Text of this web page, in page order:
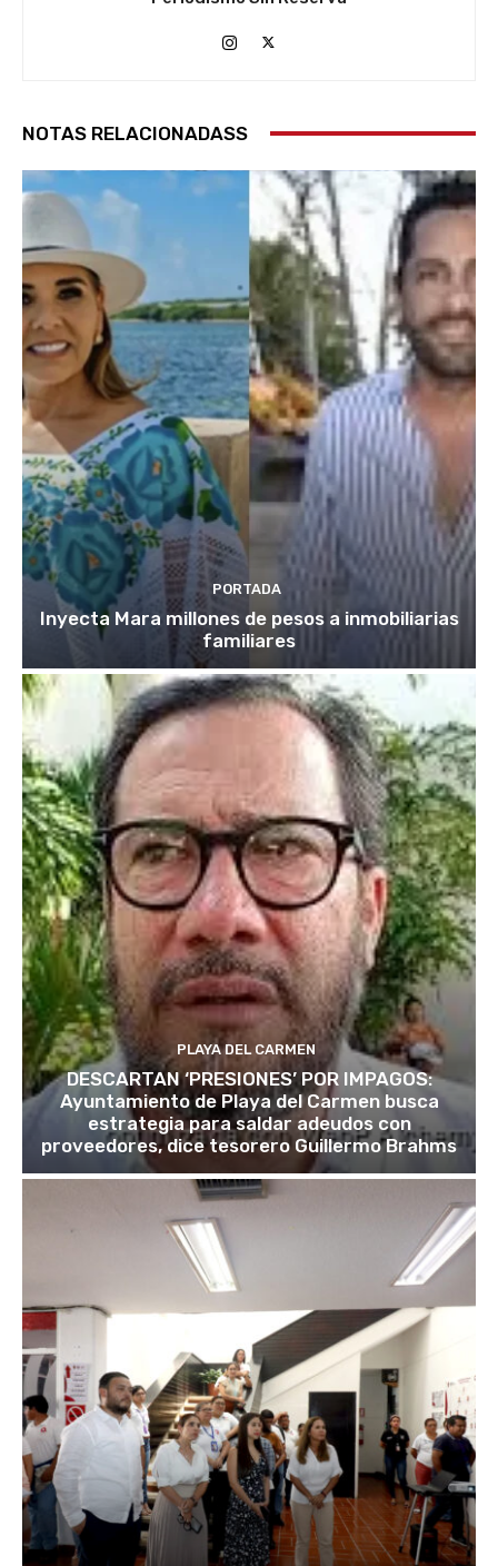
NOTAS RELACIONADASS
PORTADA
Inyecta Mara millones de pesos a inmobiliarias
familiares
PLAYA DEL CARMEN
DESCARTAN ‘PRESIONES’ POR IMPAGOS:
Ayuntamiento de Playa del Carmen busca
estrategia para saldar adeudos con
proveedores, dice tesorero Guillermo Brahms